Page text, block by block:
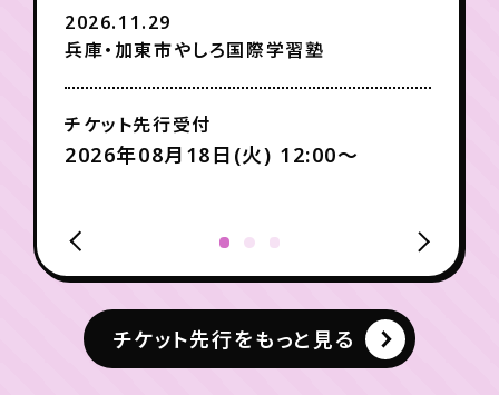
2026.11.29
兵庫・加東市やしろ国際学習塾
チケット先行受付
2026年08月18日(火) 12:00〜
チケット先行をもっと見る